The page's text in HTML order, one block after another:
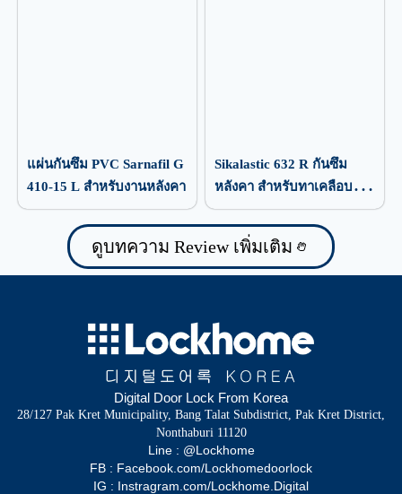
แผ่นกันซึม PVC Sarnafil G
410-15 L สำหรับงานหลังคา
Sikalastic 632 R กันซึม
หลังคา สำหรับทาเคลือบ
ป้องกันน้ำรั่วซึม
ดูบทความ Review เพิ่มเติม
Digital Door Lock From Korea
28/127 Pak Kret Municipality, Bang Talat Subdistrict, Pak Kret District,
Nonthaburi 11120
Line : @Lockhome
FB : Facebook.com/Lockhomedoorlock
IG : Instragram.com/Lockhome.Digital